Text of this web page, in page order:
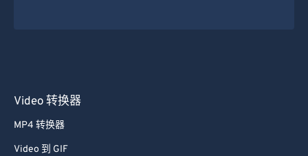
Video 转换器
MP4 转换器
Video 到 GIF